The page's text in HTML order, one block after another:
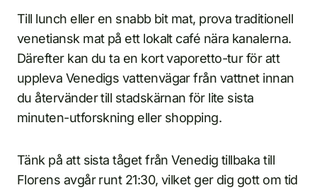
Till lunch eller en snabb bit mat, prova traditionell
venetiansk mat på ett lokalt café nära kanalerna.
Därefter kan du ta en kort vaporetto-tur för att
uppleva Venedigs vattenvägar från vattnet innan
du återvänder till stadskärnan för lite sista
minuten-utforskning eller shopping.
Tänk på att sista tåget från Venedig tillbaka till
Florens avgår runt 21:30, vilket ger dig gott om tid